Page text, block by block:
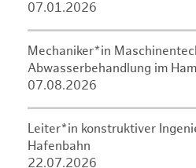
07.01.2026
Mechaniker*in
Abwasserbehandlung im
07.08.2026
Leiter*in konstruktiver
Hafenbahn
22.07.2026